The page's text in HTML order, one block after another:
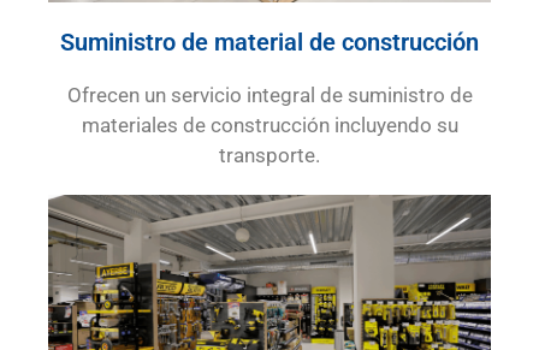
Suministro de material de construcción
Ofrecen un servicio integral de suministro de
materiales de construcción incluyendo su
transporte.